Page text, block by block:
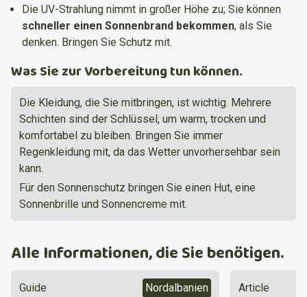
Die UV-Strahlung nimmt in großer Höhe zu; Sie können
schneller einen Sonnenbrand bekommen, als Sie
denken. Bringen Sie Schutz mit.
Was Sie zur Vorbereitung tun können.
Die Kleidung, die Sie mitbringen, ist wichtig. Mehrere
Schichten sind der Schlüssel, um warm, trocken und
komfortabel zu bleiben. Bringen Sie immer
Regenkleidung mit, da das Wetter unvorhersehbar sein
kann.
Für den Sonnenschutz bringen Sie einen Hut, eine
Sonnenbrille und Sonnencreme mit.
Alle Informationen, die Sie benötigen.
Guide Nordalbanien Article